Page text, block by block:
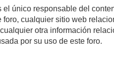
el único responsable del
foro, cualquier sitio web
otra información
por su uso de este foro.